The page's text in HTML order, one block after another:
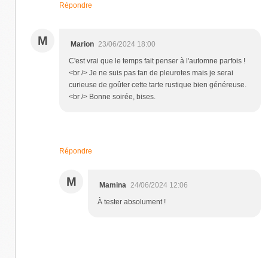
Répondre
M Marion 23/06/2024 18:00
C'est vrai que le temps fait penser à l'automne parfois !
<br /> Je ne suis pas fan de pleurotes mais je serai
curieuse de goûter cette tarte rustique bien généreuse.
<br /> Bonne soirée, bises.
Répondre
M Mamina
24/06/2024 12:06
À tester absolument !